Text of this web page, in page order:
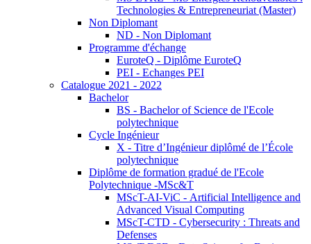
Technologies & Entrepreneuriat (Master)
Non Diplomant
ND - Non Diplomant
Programme d'échange
EuroteQ - Diplôme EuroteQ
PEI - Echanges PEI
Catalogue 2021 - 2022
Bachelor
BS - Bachelor of Science de l'Ecole
polytechnique
Cycle Ingénieur
X - Titre d’Ingénieur diplômé de l’École
polytechnique
Diplôme de formation gradué de l'Ecole
Polytechnique -MSc&T
MScT-AI-ViC - Artificial Intelligence and
Advanced Visual Computing
MScT-CTD - Cybersecurity : Threats and
Defenses